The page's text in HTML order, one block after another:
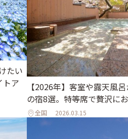
たい
トア
【2026年】客室や露天風
の宿8選。特等席で贅沢に
全国 2026.03.15